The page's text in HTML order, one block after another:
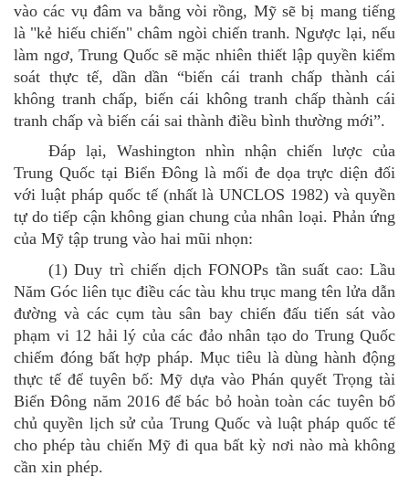
vào các vụ đâm va bằng vòi rồng, Mỹ sẽ bị mang tiếng
là "kẻ hiếu chiến" châm ngòi chiến tranh. Ngược lại, nếu
làm ngơ, Trung Quốc sẽ mặc nhiên thiết lập quyền kiểm
soát thực tế, dần dần “biến cái tranh chấp thành cái
không tranh chấp, biến cái không tranh chấp thành cái
tranh chấp và biến cái sai thành điều bình thường mới”.
Đáplại, Washington nhìn nhận chiến lược của
Trung Quốc tại Biển Đông là mối đe dọa trực diện đối
với luật pháp quốc tế (nhất là UNCLOS 1982) và quyền
tự do tiếp cận không gian chung của nhân loại. Phản ứng
của Mỹ tập trung vào hai mũi nhọn:
(1)Duy trì chiến dịch FONOPs tần suất cao: Lầu
Năm Góc liên tục điều các tàu khu trục mang tên lửa dẫn
đường và các cụm tàu sân bay chiến đấu tiến sát vào
phạm vi 12 hải lý của các đảo nhân tạo do Trung Quốc
chiếm đóng bất hợp pháp. Mục tiêu là dùng hành động
thực tế để tuyên bố: Mỹ dựa vào Phán quyết Trọng tài
Biển Đông năm 2016 để bác bỏ hoàn toàn các tuyên bố
chủ quyền lịch sử của Trung Quốc và luật pháp quốc tế
cho phép tàu chiến Mỹ đi qua bất kỳ nơi nào mà không
cần xin phép.